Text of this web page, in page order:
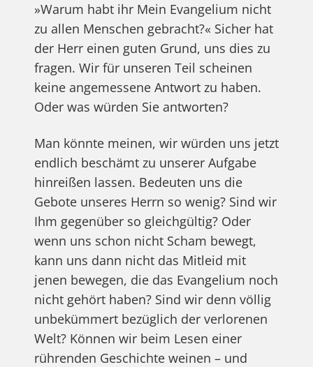
»Warum habt ihr Mein Evangelium nicht
zu allen Menschen gebracht?« Sicher hat
der Herr einen guten Grund, uns dies zu
fragen. Wir für unseren Teil scheinen
keine angemessene Antwort zu haben.
Oder was würden Sie antworten?
Man könnte meinen, wir würden uns jetzt
endlich beschämt zu unserer Aufgabe
hinreißen lassen. Bedeuten uns die
Gebote unseres Herrn so wenig? Sind wir
Ihm gegenüber so gleichgültig? Oder
wenn uns schon nicht Scham bewegt,
kann uns dann nicht das Mitleid mit
jenen bewegen, die das Evangelium noch
nicht gehört haben? Sind wir denn völlig
unbekümmert bezüglich der verlorenen
Welt? Können wir beim Lesen einer
rührenden Geschichte weinen – und